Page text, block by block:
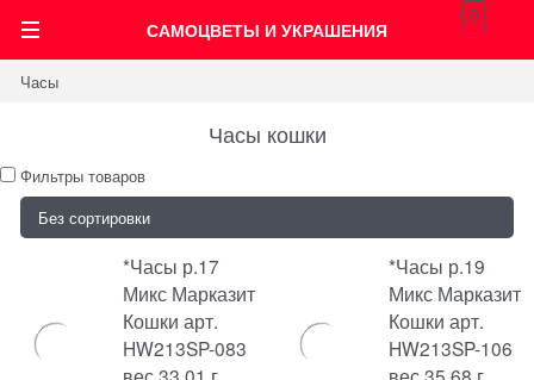
САМОЦВЕТЫ И УКРАШЕНИЯ
0
Часы
Часы кошки
Фильтры товаров
*Часы р.17
Микс Марказит
Кошки арт.
HW213SP-083
*Часы р.19
Микс Марказит
Кошки арт.
HW213SP-106